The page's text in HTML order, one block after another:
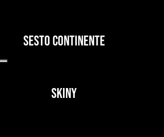
SESTO CONTINENTE
SKINY